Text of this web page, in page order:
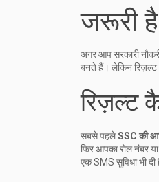
जरूरी है
अगर आप सरकारी
बनते हैं। लेकिन
रिज़ल्ट
सबसे पहलेSSC की
फिर आपका रोल नंबर
एक SMS सुविधा भी